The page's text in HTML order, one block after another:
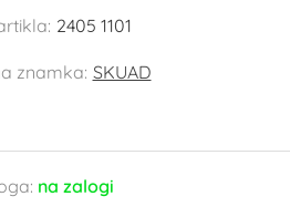
2405 1101
znamka: SKUAD
na zalogi